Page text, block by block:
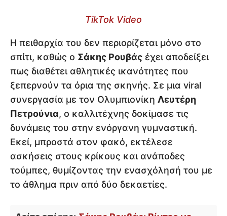
TikTok Video
Η πειθαρχία του δεν περιορίζεται μόνο στο
σπίτι, καθώς ο Σάκης Ρουβάς έχει αποδείξει
πως διαθέτει αθλητικές ικανότητες που
ξεπερνούν τα όρια της σκηνής. Σε μια viral
συνεργασία με τον Ολυμπιονίκη Λευτέρη
Πετρούνια, ο καλλιτέχνης δοκίμασε τις
δυνάμεις του στην ενόργανη γυμναστική.
Εκεί, μπροστά στον φακό, εκτέλεσε
ασκήσεις στους κρίκους και ανάποδες
τούμπες, θυμίζοντας την ενασχόλησή του με
το άθλημα πριν από δύο δεκαετίες.